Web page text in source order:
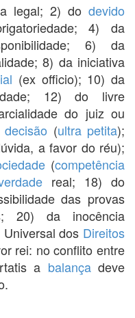
legal; 2) do devido
4) da
6) da
8) da iniciativa
(ex officio); 10) da
12) do livre
do juiz ou
decisão (ultra petita);
a favor do réu);
(competência
real; 18) do
das provas
20) da inocência
dos Direitos
rei: no conflito entre
a balançadeve